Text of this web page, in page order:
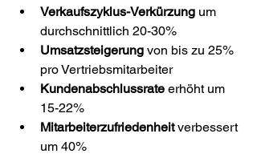
Verkaufszyklus-Verkürzung um
durchschnittlich 20-30%
Umsatzsteigerung von bis zu 25%
pro Vertriebsmitarbeiter
Kundenabschlussrate erhöht um
15-22%
Mitarbeiterzufriedenheit verbessert
um 40%